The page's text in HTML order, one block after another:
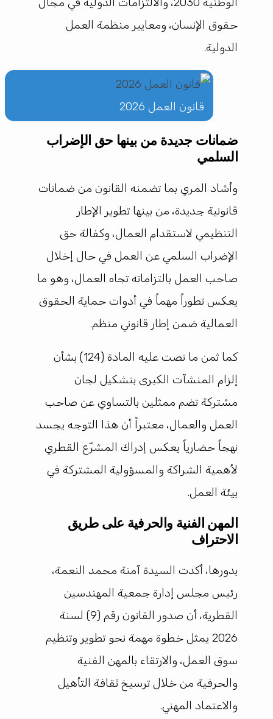
حقوق الإنسان، ومعايير منظمة العمل
الدولية.
قانون العمل 2026
ضمانات جديدة من بينها حق الإضراب
السلمي
وأشاد المري بما تضمنه القانون من ضمانات
قانونية جديدة، من بينها تطوير الإطار
التنظيمي لاستقدام العمال، وكفالة حق
الإضراب السلمي عن العمل في حال إخلال
صاحب العمل بالتزاماته تجاه العمال، وهو ما
يعكس تطوراً مهماً في أدوات حماية الحقوق
العمالية ضمن إطار قانوني منظم.
كما ثمن ما نصت عليه المادة (124) بشأن
إلزام المنشآت الكبرى بتشكيل لجان
مشتركة تضم ممثلين بالتساوي عن صاحب
العمل والعمال، معتبراً أن هذا التوجه يجسد
نهجاً حضارياً يعكس إدراك المشرّع القطري
لأهمية الشراكة والمسؤولية المشتركة في
بيئة العمل.
المهن الفنية والحرفية على طريق
الاحتراف
بدورها، أكدت السيدة آمنة محمد النعمة،
رئيس مجلس إدارة جمعية المهندسين
القطرية، أن صدور القانون رقم (9) لسنة
2026 يمثل خطوة مهمة نحو تطوير وتنظيم
سوق العمل، والارتقاء بالمهن الفنية
والحرفية من خلال ترسيخ ثقافة التأهيل
والاعتماد المهني.